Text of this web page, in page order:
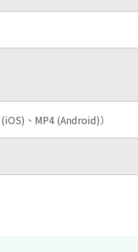
、MP4 (Android)）